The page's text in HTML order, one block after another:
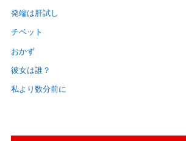
発端は肝試し
チベット
おかず
彼女は誰？
私より数分前に